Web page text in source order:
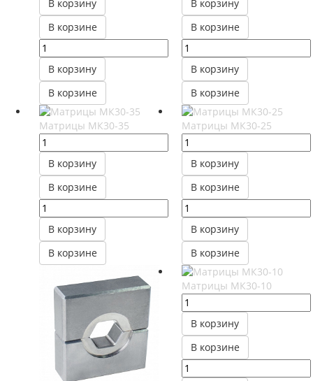
В корзину
В корзине
В корзину
В корзине
В корзину
В корзине
В корзину
В корзине
Матрицы МК30-35
В корзину
В корзине
В корзину
В корзине
Матрицы МК30-25
В корзину
В корзине
В корзину
В корзине
Матрицы МК30-10
В корзину
В корзине